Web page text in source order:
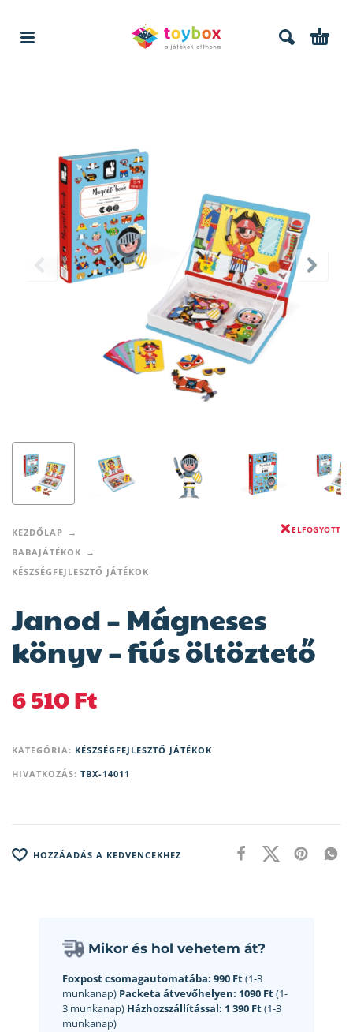
KEZDŐLAP
BABAJÁTÉKOK
KÉSZSÉGFEJLESZTŐ JÁTÉKOK
ELFOGYOTT
Janod – Mágneses
könyv – fiús öltöztető
6 510Ft
KATEGÓRIA: KÉSZSÉGFEJLESZTŐ JÁTÉKOK
HIVATKOZÁS: TBX-14011
HOZZÁADÁS A KEDVENCEKHEZ
Mikor és hol vehetem át?
Foxpost csomagautomatába: 990 Ft(1-3
munkanap) Packeta átvevőhelyen: 1090 Ft(1-
3 munkanap) Házhozszállítással: 1 390 Ft(1-3
munkanap)